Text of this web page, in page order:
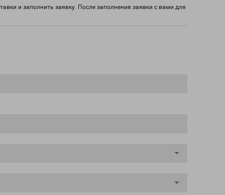
и заполнить заявку. После заполнения заявки с вами для